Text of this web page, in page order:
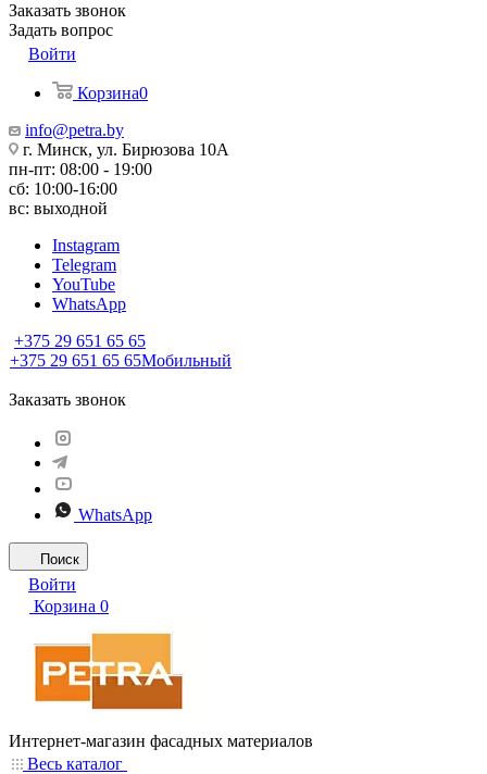
Заказать звонок
Задать вопрос
Войти
Корзина0
info@petra.by
г. Минск, ул. Бирюзова 10А
пн-пт: 08:00 - 19:00
сб: 10:00-16:00
вс: выходной
Instagram
Telegram
YouTube
WhatsApp
+375 29 651 65 65
+375 29 651 65 65Мобильный
Заказать звонок
WhatsApp
Поиск
Войти
Корзина 0
Интернет-магазин фасадных материалов
Весь каталог